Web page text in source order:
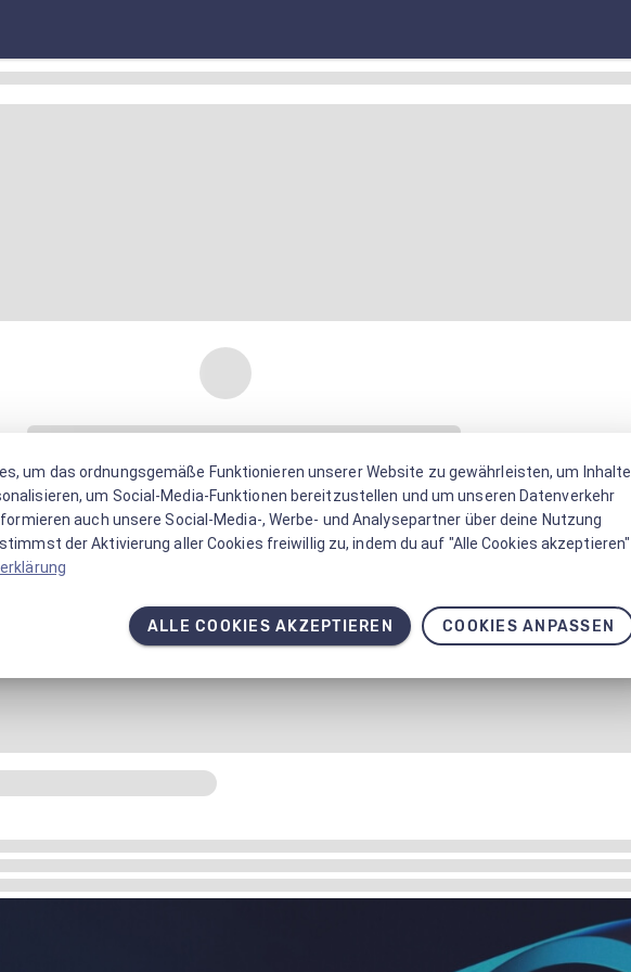
um das ordnungsgemäße Funktionieren unserer Website zu gewährleisten, um Inhalte
um Social-Media-Funktionen bereitzustellen und um unseren Datenverkehr
auch unsere Social-Media-, Werbe- und Analysepartner über deine Nutzung
der Aktivierung aller Cookies freiwillig zu, indem du auf "Alle Cookies akzeptieren"
ALLE COOKIES AKZEPTIEREN COOKIES ANPASSEN